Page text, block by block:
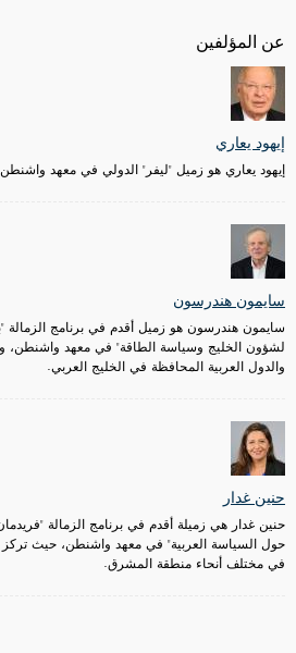
عن المؤلفين
إيهود يعاري
إيهود يعاري هو زميل "ليفر" الدولي في معهد
سايمون هندرسون
سايمون هندرسون هو زميل أقدم في برنامج الزمالة
لشؤون الخليج وسياسة الطاقة" في معهد
والدول العربية المحافظة في الخليج العربي.
حنين غدار
حنين غدار هي زميلة أقدم في برنامج الزمالة
حول السياسة العربية" في معهد واشنطن، حيث
في مختلف أنحاء منطقة المشرق.